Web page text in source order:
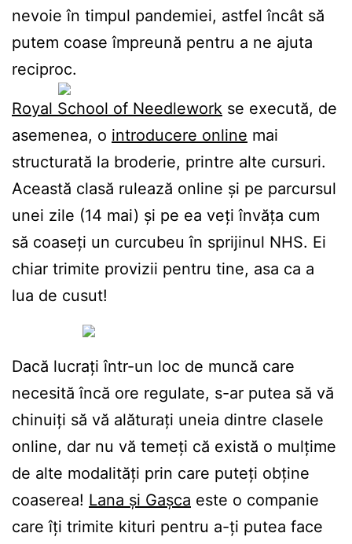
nevoie în timpul pandemiei, astfel încât să
putem coase împreună pentru a ne ajuta
reciproc.
Royal School of Needlework se execută, de
asemenea, o introducere online mai
structurată la broderie, printre alte cursuri.
Această clasă rulează online și pe parcursul
unei zile (14 mai) și pe ea veți învăța cum
să coaseți un curcubeu în sprijinul NHS. Ei
chiar trimite provizii pentru tine, asa ca a
lua de cusut!
Dacă lucrați într-un loc de muncă care
necesită încă ore regulate, s-ar putea să vă
chinuiți să vă alăturați uneia dintre clasele
online, dar nu vă temeți că există o mulțime
de alte modalități prin care puteți obține
coaserea! Lana și Gașca este o companie
care îți trimite kituri pentru a-ți putea face